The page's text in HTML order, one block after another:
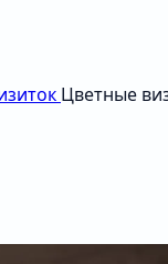
Цветные